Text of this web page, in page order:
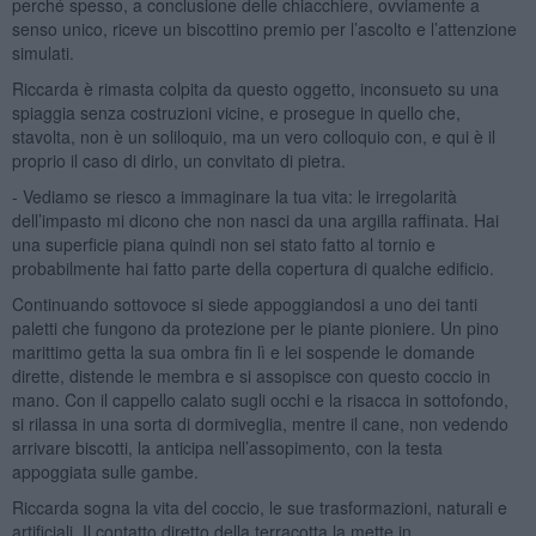
senso unico, riceve un biscottino premio per l’ascolto e l’attenzione
simulati.
Riccarda è rimasta colpita da questo oggetto, inconsueto su una
spiaggia senza costruzioni vicine, e prosegue in quello che,
stavolta, non è un soliloquio, ma un vero colloquio con, e qui è il
proprio il caso di dirlo, un convitato di pietra.
- Vediamo se riesco a immaginare la tua vita: le irregolarità
dell’impasto mi dicono che non nasci da una argilla raffinata. Hai
una superficie piana quindi non sei stato fatto al tornio e
probabilmente hai fatto parte della copertura di qualche edificio.
Continuando sottovoce si siede appoggiandosi a uno dei tanti
paletti che fungono da protezione per le piante pioniere. Un pino
marittimo getta la sua ombra fin lì e lei sospende le domande
dirette, distende le membra e si assopisce con questo coccio in
mano. Con il cappello calato sugli occhi e la risacca in sottofondo,
si rilassa in una sorta di dormiveglia, mentre il cane, non vedendo
arrivare biscotti, la anticipa nell’assopimento, con la testa
appoggiata sulle gambe.
Riccarda sogna la vita del coccio, le sue trasformazioni, naturali e
artificiali. Il contatto diretto della terracotta la mette in